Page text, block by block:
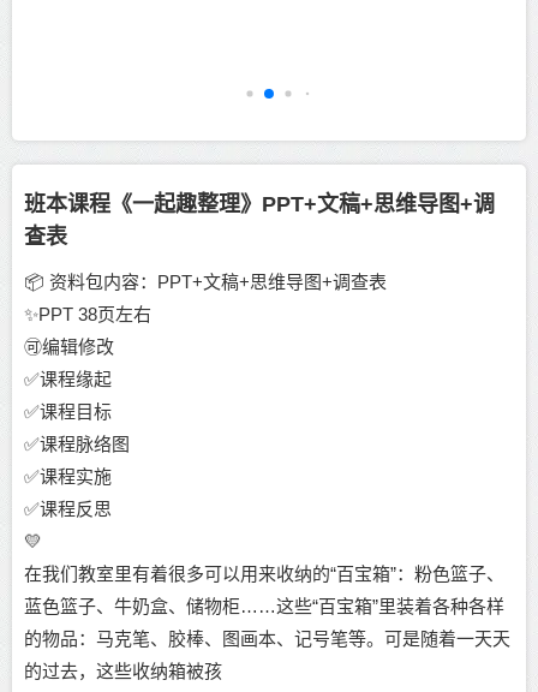
班本课程《一起趣整理》PPT+文稿+思维导图+调
查表
📦 资料包内容：PPT+文稿+思维导图+调查表
✨PPT 38页左右
🉑编辑修改
✅课程缘起
✅课程目标
✅课程脉络图
✅课程实施
✅课程反思
💛
在我们教室里有着很多可以用来收纳的“百宝箱”：粉色篮子、
蓝色篮子、牛奶盒、储物柜……这些“百宝箱”里装着各种各样
的物品：马克笔、胶棒、图画本、记号笔等。可是随着一天天
的过去，这些收纳箱被孩